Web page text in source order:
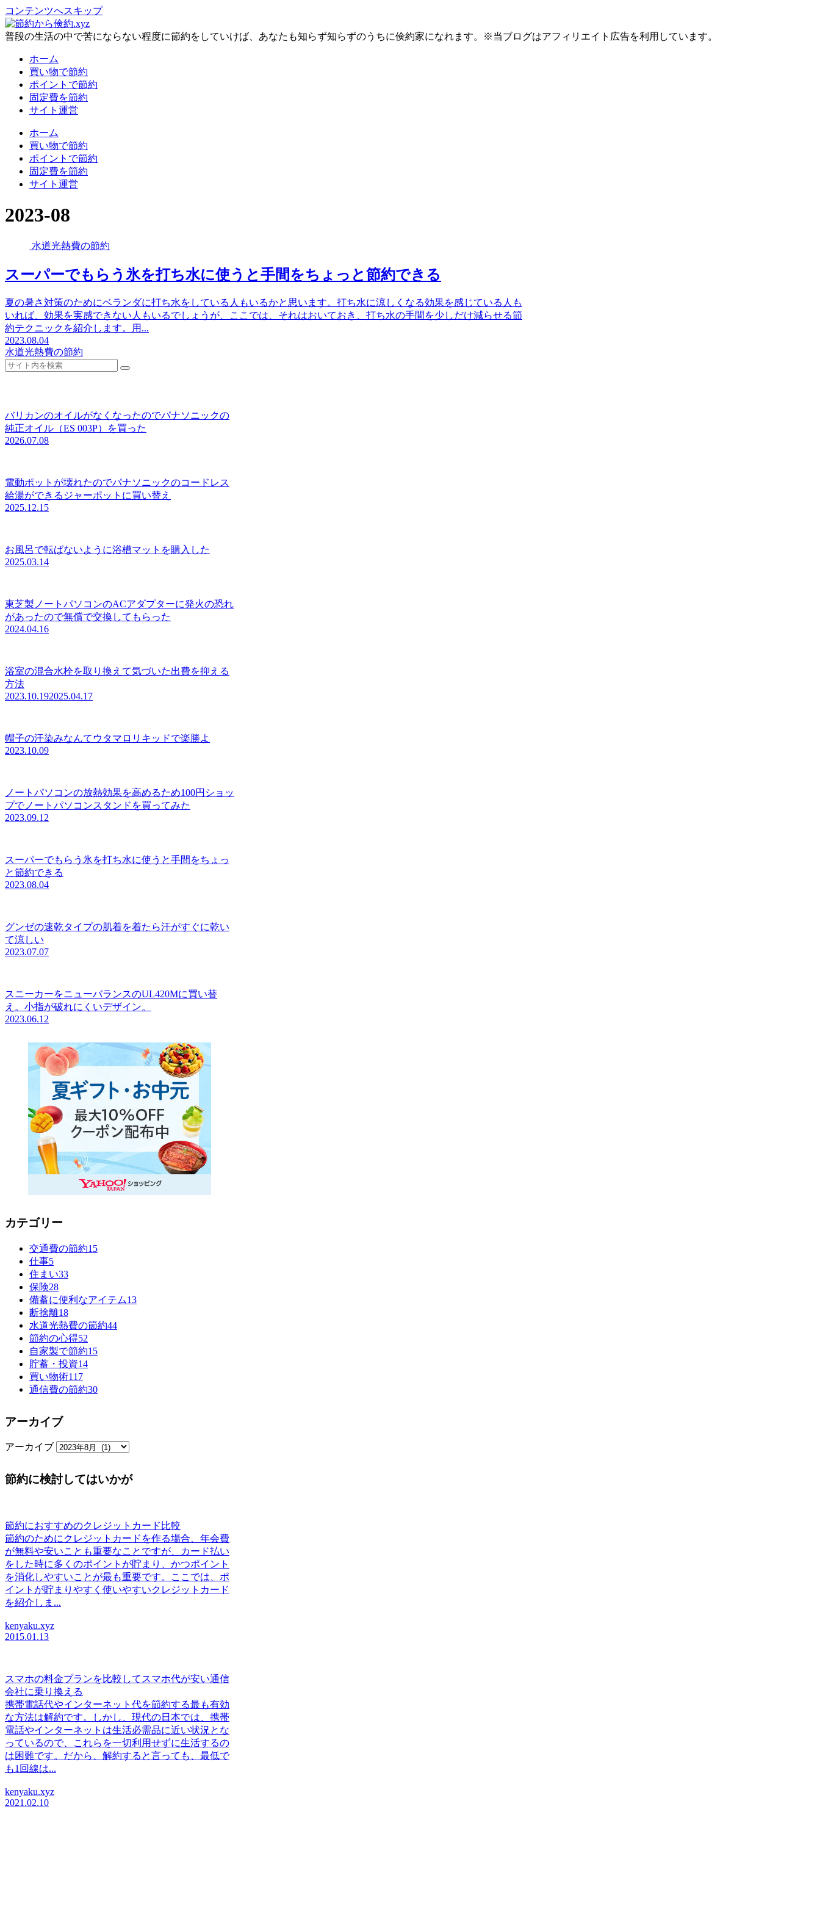
コンテンツへスキップ
普段の生活の中で苦にならない程度に節約をしていけば、あなたも知らず知らずのうちに倹約家になれます。※当ブログはアフィリエイト広告を利用しています。
ホーム
買い物で節約
ポイントで節約
固定費を節約
サイト運営
ホーム
買い物で節約
ポイントで節約
固定費を節約
サイト運営
2023-08
水道光熱費の節約
スーパーでもらう氷を打ち水に使うと手間をちょっと節約できる
夏の暑さ対策のためにベランダに打ち水をしている人もいるかと思います。打ち水に涼しくなる効果を感じている人も
いれば、効果を実感できない人もいるでしょうが、ここでは、それはおいておき、打ち水の手間を少しだけ減らせる節
約テクニックを紹介します。用...
2023.08.04
水道光熱費の節約
バリカンのオイルがなくなったのでパナソニックの
純正オイル（ES 003P）を買った
2026.07.08
電動ポットが壊れたのでパナソニックのコードレス
給湯ができるジャーポットに買い替え
2025.12.15
お風呂で転ばないように浴槽マットを購入した
2025.03.14
東芝製ノートパソコンのACアダプターに発火の恐れ
があったので無償で交換してもらった
2024.04.16
浴室の混合水栓を取り換えて気づいた出費を抑える
方法
2023.10.192025.04.17
帽子の汗染みなんてウタマロリキッドで楽勝よ
2023.10.09
ノートパソコンの放熱効果を高めるため100円ショッ
プでノートパソコンスタンドを買ってみた
2023.09.12
スーパーでもらう氷を打ち水に使うと手間をちょっ
と節約できる
2023.08.04
グンゼの速乾タイプの肌着を着たら汗がすぐに乾い
て涼しい
2023.07.07
スニーカーをニューバランスのUL420Mに買い替
え。小指が破れにくいデザイン。
2023.06.12
カテゴリー
交通費の節約15
仕事5
住まい33
保険28
備蓄に便利なアイテム13
断捨離18
水道光熱費の節約44
節約の心得52
自家製で節約15
貯蓄・投資14
買い物術117
通信費の節約30
アーカイブ
アーカイブ
節約に検討してはいかが
節約におすすめのクレジットカード比較
節約のためにクレジットカードを作る場合、年会費
が無料や安いことも重要なことですが、カード払い
をした時に多くのポイントが貯まり、かつポイント
を消化しやすいことが最も重要です。ここでは、ポ
イントが貯まりやすく使いやすいクレジットカード
を紹介しま...
kenyaku.xyz
2015.01.13
スマホの料金プランを比較してスマホ代が安い通信
会社に乗り換える
携帯電話代やインターネット代を節約する最も有効
な方法は解約です。しかし、現代の日本では、携帯
電話やインターネットは生活必需品に近い状況とな
っているので、これらを一切利用せずに生活するの
は困難です。だから、解約すると言っても、最低で
も1回線は...
kenyaku.xyz
2021.02.10